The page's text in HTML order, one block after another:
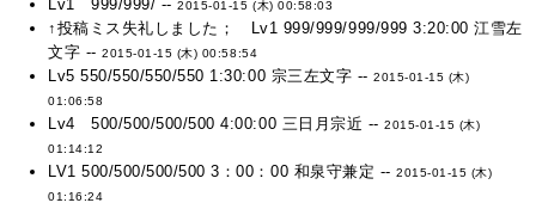
Lv1 999/999/ --2015-01-15 (木) 00:58:03
↑投稿ミス失礼しました； Lv1 999/999/999/999 3:20:00 江雪左
文字 --2015-01-15 (木) 00:58:54
Lv5 550/550/550/550 1:30:00 宗三左文字 --2015-01-15 (木)
01:06:58
Lv4 500/500/500/500 4:00:00 三日月宗近 --2015-01-15 (木)
01:14:12
LV1 500/500/500/500 3：00：00 和泉守兼定 --2015-01-15 (木)
01:16:24